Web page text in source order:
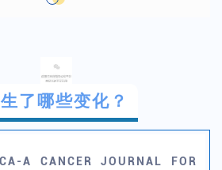
了哪些变化？
A CANCER JOURNAL FOR